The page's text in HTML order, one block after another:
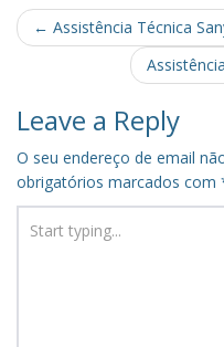
Post
navigation
← Assistência Técnica
Leave a Reply
O seu endereço de email
obrigatórios marcados com